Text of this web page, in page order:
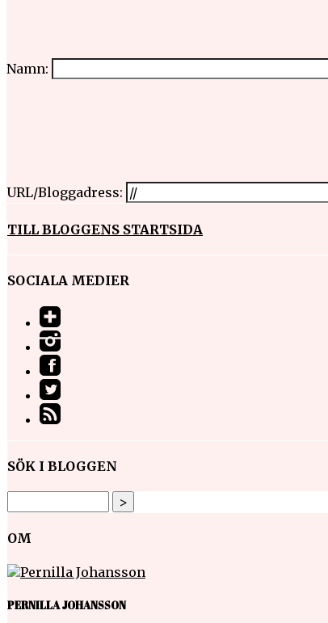
Namn:
URL/Bloggadress:
TILL BLOGGENS STARTSIDA
SOCIALA MEDIER
SÖK I BLOGGEN
OM
PERNILLA JOHANSSON